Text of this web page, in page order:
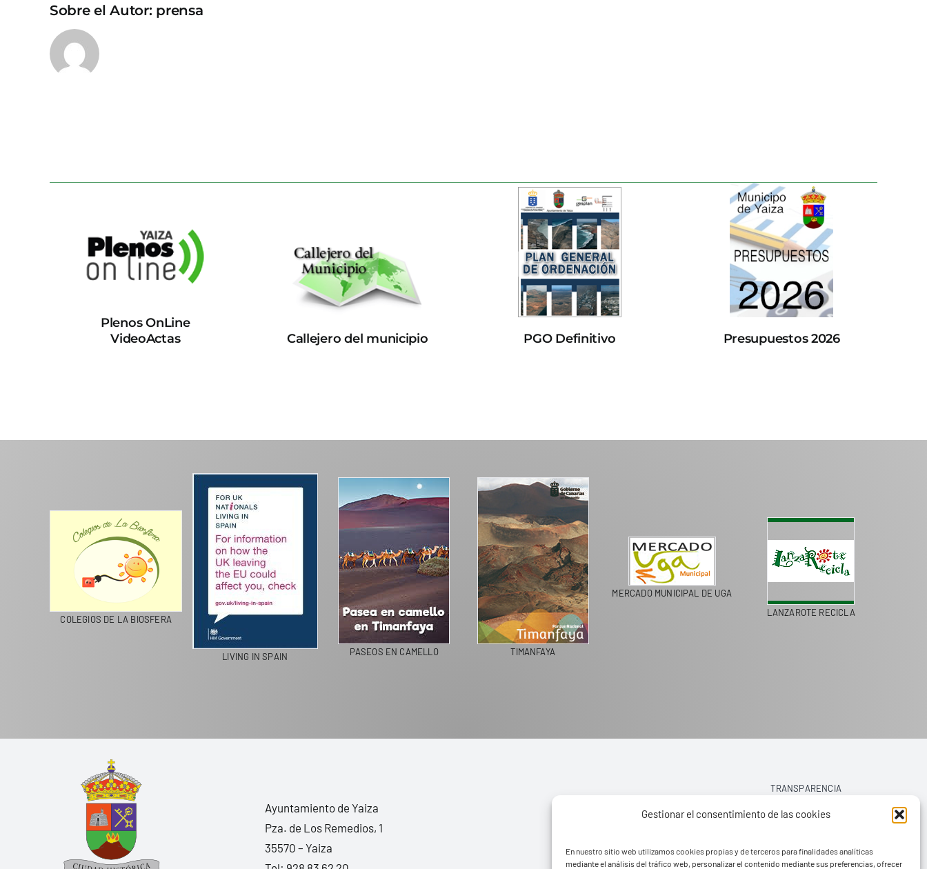
Gestionar el consentimiento de las cookies
En nuestro sitio web utilizamos cookies propias y de terceros para finalidades analíticas
mediante el análisis del tráfico web, personalizar el contenido mediante sus preferencias, ofrecer
Sobre el Autor: prensa
Plenos OnLine
VideoActas
Callejero del municipio PGO Definitivo Presupuestos 2026
COLEGIOS DE LA BIOSFERA
LIVING IN SPAIN PASEOS EN CAMELLO TIMANFAYA
MERCADO MUNICIPAL DE UGA
LANZAROTE RECICLA
Ayuntamiento de Yaiza
Pza. de Los Remedios, 1
35570 – Yaiza
TRANSPARENCIA
AVISO LEGAL
POLÍTICA DE PRIVACIDAD